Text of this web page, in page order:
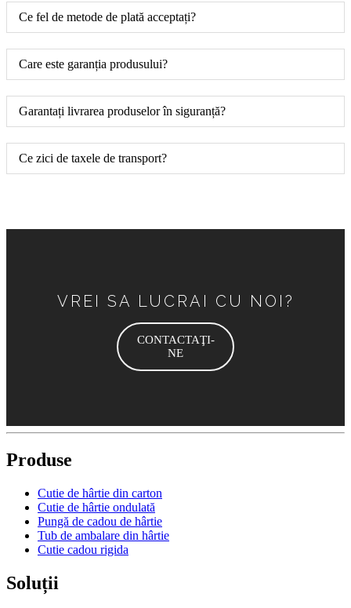
Ce fel de metode de plată acceptați?
Care este garanția produsului?
Garantați livrarea produselor în siguranță?
Ce zici de taxele de transport?
VREI SA LUCRAI CU NOI?
CONTACTAŢI-
NE
Produse
Cutie de hârtie din carton
Cutie de hârtie ondulată
Pungă de cadou de hârtie
Tub de ambalare din hârtie
Cutie cadou rigida
Soluții